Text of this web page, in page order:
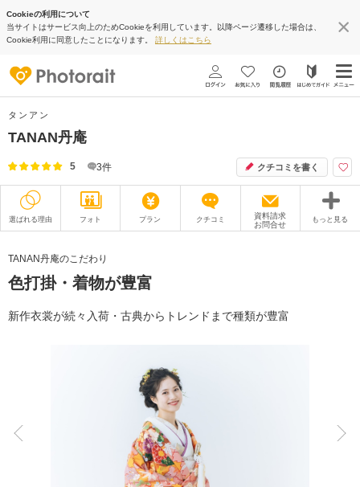
Cookieの利用について
当サイトはサービス向上のためCookieを利用しています。以降ページ遷移した場合は、
Cookie利用に同意したことになります。 詳しくはこちら
タンアン
TANAN丹庵
5 3件 クチコミを書く
選ばれる理由 フォト プラン クチコミ
資料請求
お問合せ
もっと見る
衣装
オプション ブログ
TANAN丹庵のこだわり
色打掛・着物が豊富
新作衣裳が続々入荷・古典からトレンドまで種類が豊富